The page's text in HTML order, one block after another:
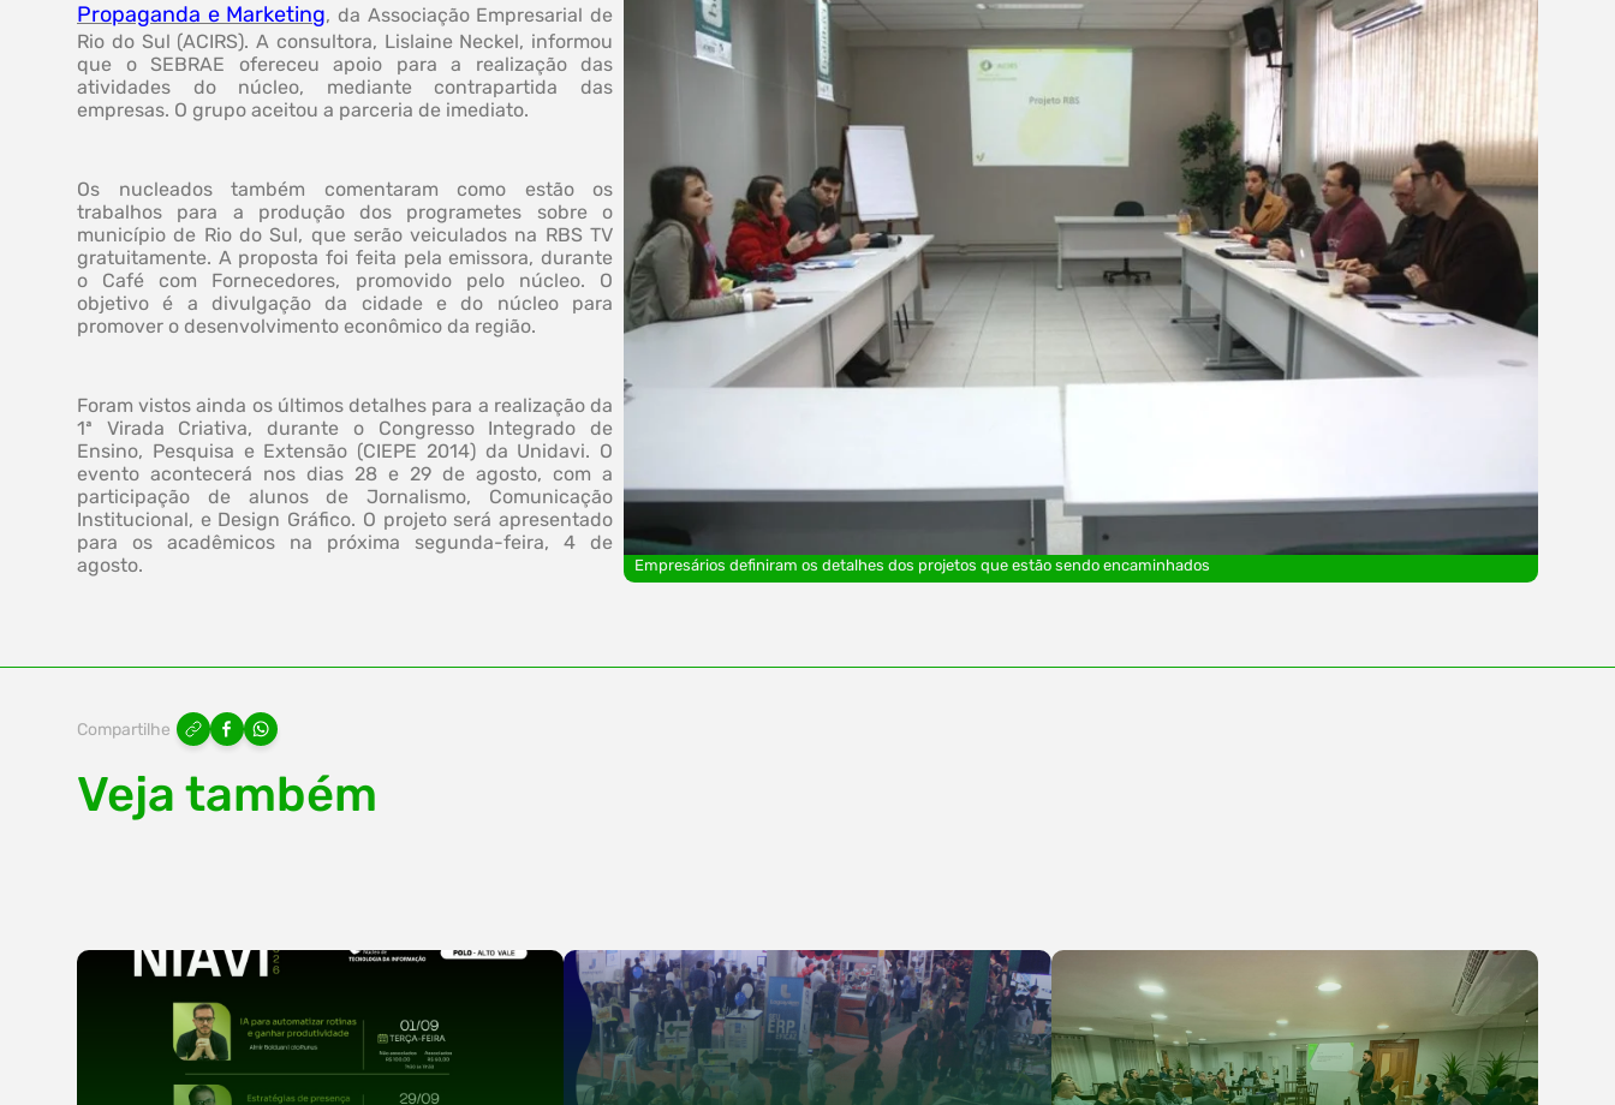
Empresários definiram os detalhes dos projetos que estão sendo encaminhados
Propaganda e Marketing, da Associação Empresarial de
Rio do Sul (ACIRS). A consultora, Lislaine Neckel, informou
que o SEBRAE ofereceu apoio para a realização das
atividades do núcleo, mediante contrapartida das
empresas. O grupo aceitou a parceria de imediato.
Os nucleados também comentaram como estão os
trabalhos para a produção dos programetes sobre o
município de Rio do Sul, que serão veiculados na RBS TV
gratuitamente. A proposta foi feita pela emissora, durante
o Café com Fornecedores, promovido pelo núcleo. O
objetivo é a divulgação da cidade e do núcleo para
promover o desenvolvimento econômico da região.
Foram vistos ainda os últimos detalhes para a realização da
1ª Virada Criativa, durante o Congresso Integrado de
Ensino, Pesquisa e Extensão (CIEPE 2014) da Unidavi. O
evento acontecerá nos dias 28 e 29 de agosto, com a
participação de alunos de Jornalismo, Comunicação
Institucional, e Design Gráfico. O projeto será apresentado
para os acadêmicos na próxima segunda-feira, 4 de
agosto.
Compartilhe
Veja também